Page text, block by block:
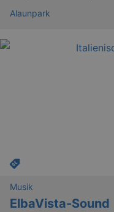
Alaunpark
Musik
ElbaVista-Sound